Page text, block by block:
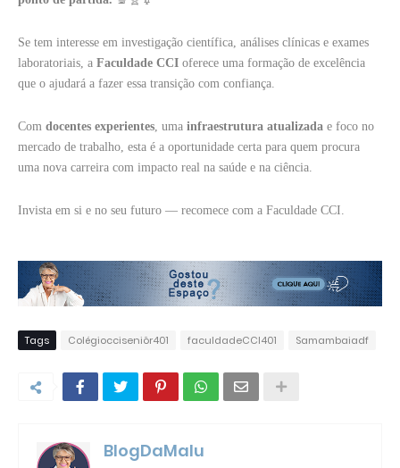
Se tem interesse em investigação científica, análises clínicas e exames
laboratoriais, a Faculdade CCI oferece uma formação de excelência
que o ajudará a fazer essa transição com confiança.
Com docentes experientes, uma infraestrutura atualizada e foco no
mercado de trabalho, esta é a oportunidade certa para quem procura
uma nova carreira com impacto real na saúde e na ciência.
Invista em si e no seu futuro — recomece com a Faculdade CCI.
Tags Colégiocciseniôr401 faculdadeCCI401 Samambaiadf
BlogDaMalu